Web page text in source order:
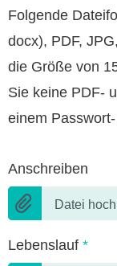
Folgende
docx), PDF,
die Größe von
Sie keine PDF-
einem
Anschreiben
Datei
Lebenslauf *